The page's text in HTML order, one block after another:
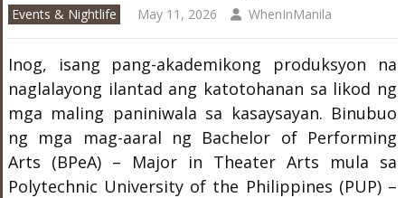
Events & Nightlife May 11, 2026 WhenInManila
Inog, isang pang-akademikong produksyon na
naglalayong ilantad ang katotohanan sa likod ng
mga maling paniniwala sa kasaysayan. Binubuo
ng mga mag-aaral ng Bachelor of Performing
Arts (BPeA) – Major in Theater Arts mula sa
Polytechnic University of the Philippines (PUP) –